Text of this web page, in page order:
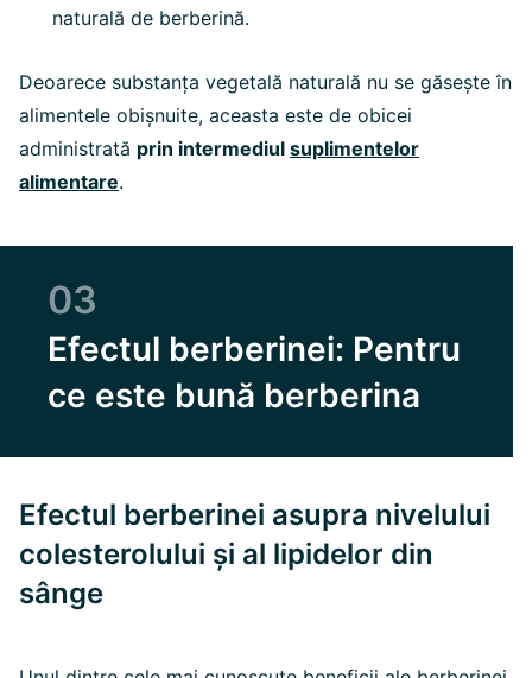
naturală de berberină.
Deoarece substanța vegetală naturală nu se găsește în
alimentele obișnuite, aceasta este de obicei
administrată prin intermediul suplimentelor
alimentare.
03
Efectul berberinei: Pentru
ce este bună berberina
Efectul berberinei asupra nivelului
colesterolului și al lipidelor din
sânge